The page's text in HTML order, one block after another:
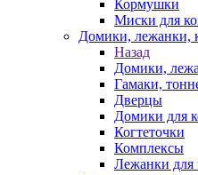
Кормушки
Миски для
Домики, лежанки,
Назад
Домики,
Гамаки,
Дверцы
Домики для
Когтеточки
Комплексы
Лежанки для